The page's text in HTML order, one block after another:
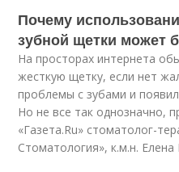
Почему
зубной щетки может
На просторах интернета
жесткую щетку, если нет
проблемы с зубами и
Но не все так однозначно,
«Газета.Ru» стоматолог-
Стоматология», к.м.н.